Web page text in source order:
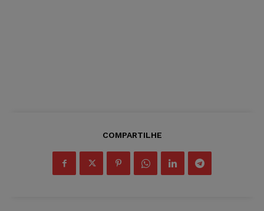
COMPARTILHE